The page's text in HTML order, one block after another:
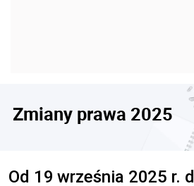
Zmiany prawa 2025
Od 19 września 2025 r.